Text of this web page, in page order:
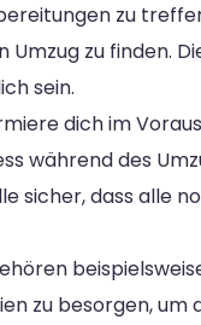
zu
zu finden.
sein.
dich im
während des
sicher, dass alle
zu besorgen, um